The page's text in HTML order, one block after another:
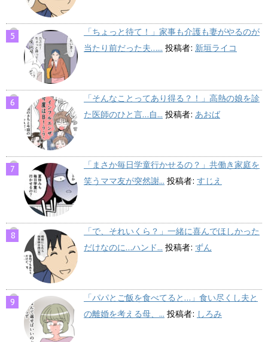
「ちょっと待て！」家事も介護も妻がやるのが
当たり前だった夫…... 投稿者: 新垣ライコ
「そんなことってあり得る？！」高熱の娘を診
た医師のひと言…自... 投稿者: あおば
「まさか毎日学童行かせるの？」共働き家庭を
笑うママ友が突然謝... 投稿者: すじえ
「で、それいくら？」一緒に喜んでほしかった
だけなのに…ハンド... 投稿者: ずん
「パパとご飯を食べてると…」食い尽くし夫と
の離婚を考える母、... 投稿者: しろみ